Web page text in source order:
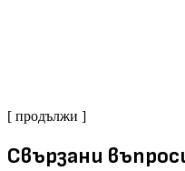
[ продължи ]
Свързани